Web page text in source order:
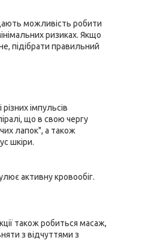
можливість робити
ризиках. Якщо
підібрати правильний
імпульсів
що в свою чергу
лапок", а також
шкіри.
активну кровообіг.
також робиться масаж,
з відчуттями з